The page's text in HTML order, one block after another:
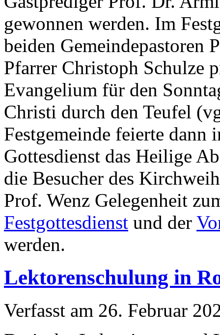
gewonnen werden. Im
beiden Gemeindepastoren
Pfarrer Christoph Schulze
Evangelium für den
Christi durch den Teufel
Festgemeinde feierte dann
Gottesdienst das Heilige
die Besucher des
Prof. Wenz Gelegenheit
Festgottesdienst und der
werden.
Lektorenschulung in
Verfasst am 26. Februar